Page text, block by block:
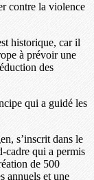
contre la violence
historique, car il
à prévoir une
des
qui a guidé les
s’inscrit dans le
cadre qui a permis
de 500
annuels et une